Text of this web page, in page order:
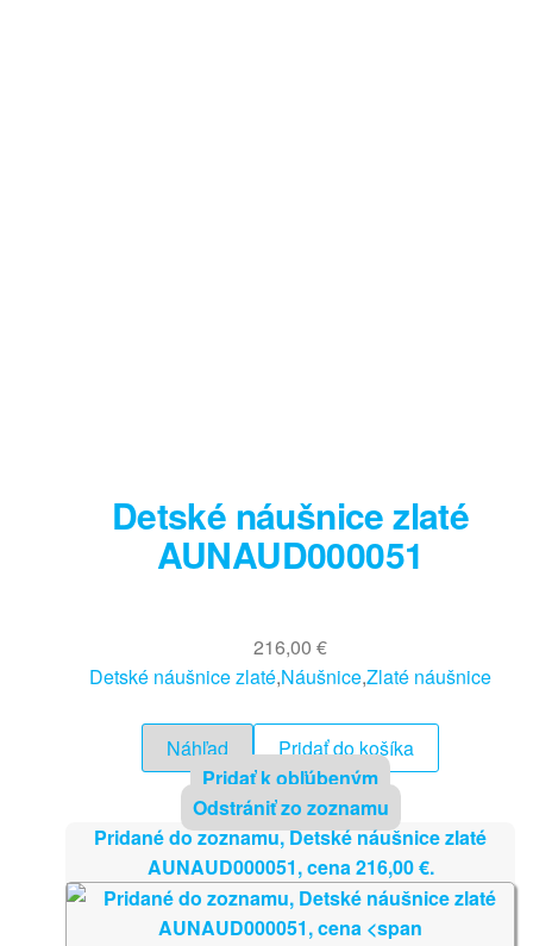
Detské náušnice zlaté
AUNAUD000051
216,00 €
Detské náušnice zlaté,Náušnice,Zlaté náušnice
Náhľad
Pridať do košíka
Pridať k obľúbeným
Odstrániť zo zoznamu
Pridané do zoznamu, Detské náušnice zlaté
AUNAUD000051, cena216,00€.